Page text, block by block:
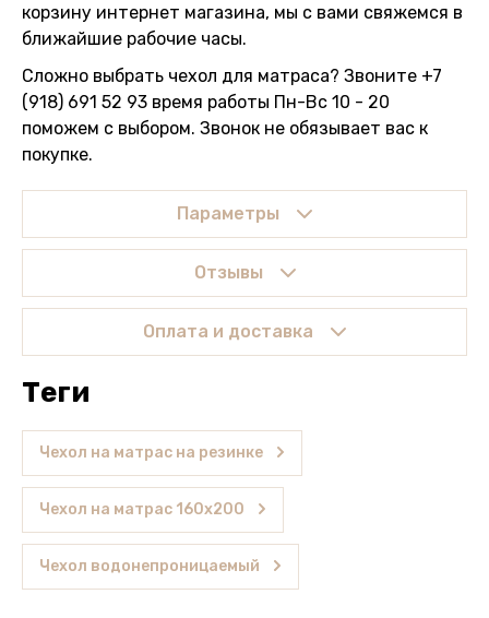
корзину интернет магазина, мы с вами свяжемся в
ближайшие рабочие часы.
Сложно выбрать чехол для матраса? Звоните +7
(918) 691 52 93 время работы Пн-Вс 10 - 20
поможем с выбором. Звонок не обязывает вас к
покупке.
Параметры
Отзывы
Оплата и доставка
теги
Чехол на матрас на резинке
Чехол на матрас 160х200
Чехол водонепроницаемый